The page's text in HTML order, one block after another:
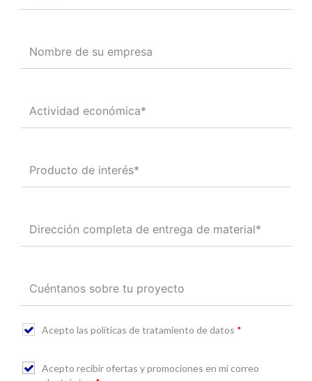
Acepto las políticas de tratamiento de datos *
Acepto recibir ofertas y promociones en mi correo